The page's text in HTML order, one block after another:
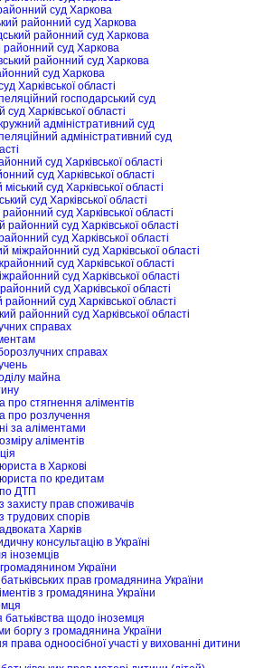
суд Харкова
районний суд Харкова
районний суд Харкова
районний суд Харкова
районний суд Харкова
суд Харкова
Харківської області
господарський суд
суд Харківської області
адміністративний суд
адміністративний суд
суд Харківської області
суд Харківської області
суд Харківської області
суд Харківської області
суд Харківської області
районний суд Харківської області
суд Харківської області
міжрайонний суд Харківської області
суд Харківської області
суд Харківської області
суд Харківської області
районний суд Харківської області
районний суд Харківської області
справах
справах
майна
про стягнення аліментів
про розлучення
за аліментами
аліментів
в Харкові
юриста по кредитам
по ДТП
захисту прав споживачів
трудових спорів
Харків
консультацію в Україні
іноземців
України
прав громадянина України
з громадянина України
батьківства щодо іноземця
боргу з громадянина України
права одноосібної участі у вихованні дитини